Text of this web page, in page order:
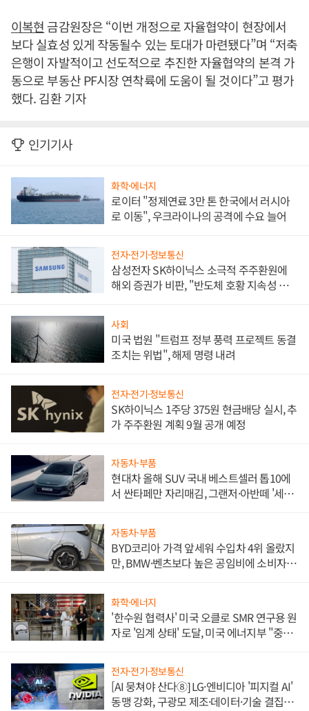
이복현 금감원장은 “이번 개정으로 자율협약이 현장에서
보다 실효성 있게 작동될수 있는 토대가 마련됐다”며 “저축
은행이 자발적이고 선도적으로 추진한 자율협약의 본격 가
동으로 부동산 PF시장 연착륙에 도움이 될 것이다”고 평가
했다. 김환 기자
인기기사
화학·에너지
로이터 "정제연료 3만 톤 한국에서 러시아
로 이동", 우크라이나의 공격에 수요 늘어
전자·전기·정보통신
삼성전자 SK하이닉스 소극적 주주환원에
해외 증권가 비판, "반도체 호황 지속성 의
사회
미국 법원 "트럼프 정부 풍력 프로젝트 동결
조치는 위법", 해제 명령 내려
전자·전기·정보통신
SK하이닉스 1주당 375원 현금배당 실시, 추
가 주주환원 계획 9월 공개 예정
자동차·부품
현대차 올해 SUV 국내 베스트셀러 톱10에
서 싼타페만 자리매김, 그랜저·아반떼 '세단
자동차·부품
BYD코리아 가격 앞세워 수입차 4위 올랐지
만, BMW·벤츠보다 높은 공임비에 소비자
화학·에너지
'한수원 협력사' 미국 오클로 SMR 연구용 원
자로 '임계 상태' 도달, 미국 에너지부 "중요
전자·전기·정보통신
[AI 뭉쳐야 산다⑧] LG·엔비디아 '피지컬 AI'
동맹 강화, 구광모 제조·데이터·기술 결집